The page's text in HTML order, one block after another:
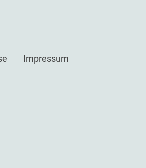
Impressum